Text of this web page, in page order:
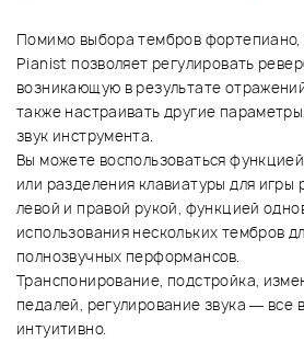
Помимо выбора тембров
Pianist позволяет регулировать
возникающую в результате
также настраивать другие
звук инструмента.
Вы можете воспользоваться
или разделения клавиатуры для
левой и правой рукой, функцией
использования нескольких тембров
полнозвучных перформансов.
Транспонирование, подстройка,
педалей, регулирование звука — все
интуитивно.